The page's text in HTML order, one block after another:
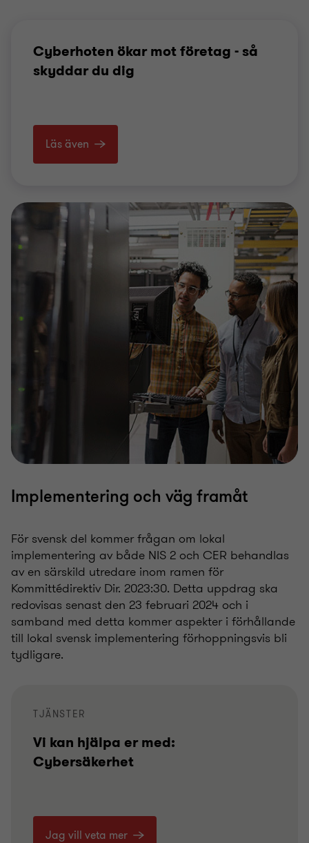
Cyberhoten ökar mot företag - så
skyddar du dig
Läs även
Implementering och väg framåt
För svensk del kommer frågan om lokal
implementering av både NIS 2 och CER behandlas
av en särskild utredare inom ramen för
Kommittédirektiv Dir. 2023:30. Detta uppdrag ska
redovisas senast den 23 februari 2024 och i
samband med detta kommer aspekter i förhållande
till lokal svensk implementering förhoppningsvis bli
tydligare.
TJÄNSTER
Vi kan hjälpa er med:
Cybersäkerhet
Jag vill veta mer